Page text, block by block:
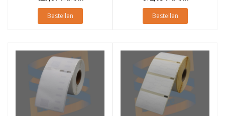
Bestellen Bestellen